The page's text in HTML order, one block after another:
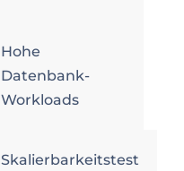
Hohe
Datenbank-
Workloads
Skalierbarkeitstest